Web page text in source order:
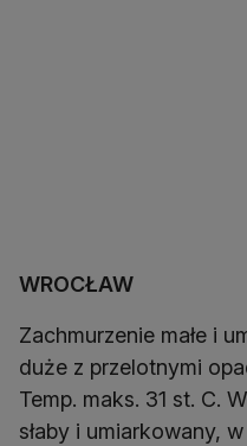
WROCŁAW
Zachmurzenie małe i
duże z przelotnymi
Temp. maks. 31 st. C.
słaby i umiarkowany,